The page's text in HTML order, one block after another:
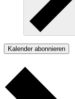
Kalender abonnieren